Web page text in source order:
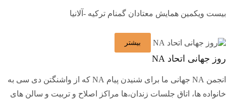
بیست ویکمین همایش معتادان گمنام ترکیه -آلانیا
بیشتر
روز جهانی اتحاد NA
انجمن NA جهانی ما برای شنیدن پیام NA که از واشنگتن دی سی به
خانواده ها، اتاق جلسات زندان،ها مراکز اصلاح و تربیت و سالن های